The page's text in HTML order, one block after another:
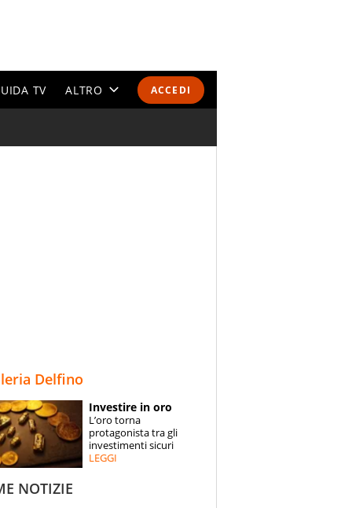
ACCEDI
TV ALTRO
ESPERTI
CONTATTI
Delfino
Investire in oro
L’oro torna
protagonista tra gli
investimenti sicuri
LEGGI
NOTIZIE